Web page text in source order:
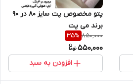
پتو مخصوص پت سایز 80 در 90
برند می پت
850,000
35%
550,000
افزودن به سبد